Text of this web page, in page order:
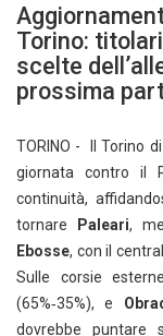
Torino:
scelte
prossima
TORINO - Il Torino di
giornata contro il
continuità,
tornare
Paleari,
Ebosse, con il
Sulle corsie
(65%‑35%), e
dovrebbe puntare